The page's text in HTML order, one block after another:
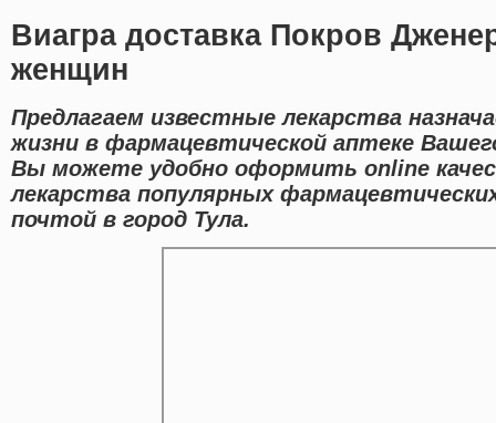
Виагра доставка Покров
женщин
Предлагаем известные лекарства
жизни в фармацевтической аптеке
Вы можете удобно оформить online
лекарства популярных
почтой в город Тула.